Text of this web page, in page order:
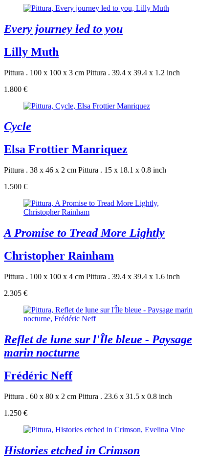
Every journey led to you
Lilly Muth
Pittura . 100 x 100 x 3 cm Pittura . 39.4 x 39.4 x 1.2 inch
1.800 €
Cycle
Elsa Frottier Manriquez
Pittura . 38 x 46 x 2 cm Pittura . 15 x 18.1 x 0.8 inch
1.500 €
A Promise to Tread More Lightly
Christopher Rainham
Pittura . 100 x 100 x 4 cm Pittura . 39.4 x 39.4 x 1.6 inch
2.305 €
Reflet de lune sur l'Île bleue - Paysage
marin nocturne
Frédéric Neff
Pittura . 60 x 80 x 2 cm Pittura . 23.6 x 31.5 x 0.8 inch
1.250 €
Histories etched in Crimson